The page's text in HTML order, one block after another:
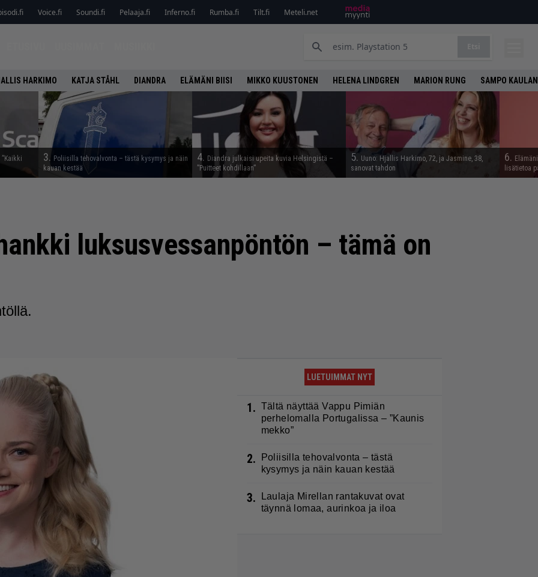
Voice.fi Soundi.fi Pelaaja.fi Inferno.fi Rumba.fi Tilt.fi Meteli.net
HARKIMO KATJA STÅHL DIANDRA ELÄMÄNI BIISI MIKKO KUUSTONEN HELENA LINDGREN MARION RUNG SAMPO
3. Poliisilla tehovalvonta – tästä kysymys ja näin
kauan kestää
4. Diandra julkaisi upeita kuvia Helsingistä –
”Puitteet kohdillaan”
5. Uuno: Hjallis Harkimo, 72, ja Jasmine, 38,
sanovat tahdon
6.
lisätietoa
luksusvessanpöntön – tämä on
LUETUIMMAT NYT
1. Tältä näyttää Vappu Pimiän
perhelomalla Portugalissa – ”Kaunis
mekko”
2.
Poliisilla tehovalvonta – tästä
kysymys ja näin kauan kestää
3.
Laulaja Mirellan rantakuvat ovat
täynnä lomaa, aurinkoa ja iloa